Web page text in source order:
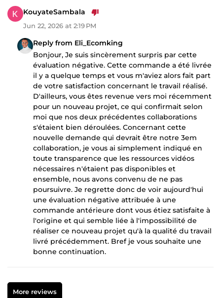
KouyateSambala
Jun 22, 2026 at 2:19 PM
Reply from Eli_Ecomking
Bonjour, Je suis sincèrement surpris par cette
évaluation négative. Cette commande a été livrée
il y a quelque temps et vous m'aviez alors fait part
de votre satisfaction concernant le travail réalisé.
D'ailleurs, vous êtes revenue vers moi récemment
pour un nouveau projet, ce qui confirmait selon
moi que nos deux précédentes collaborations
s'étaient bien déroulées. Concernant cette
nouvelle demande qui devrait être notre 3em
collaboration, je vous ai simplement indiqué en
toute transparence que les ressources vidéos
nécessaires n'étaient pas disponibles et
ensemble, nous avons convenu de ne pas
poursuivre. Je regrette donc de voir aujourd'hui
une évaluation négative attribuée à une
commande antérieure dont vous étiez satisfaite à
l'origine et qui semble liée à l'impossibilité de
réaliser ce nouveau projet qu'à la qualité du travail
livré précédemment. Bref je vous souhaite une
bonne continuation.
More reviews